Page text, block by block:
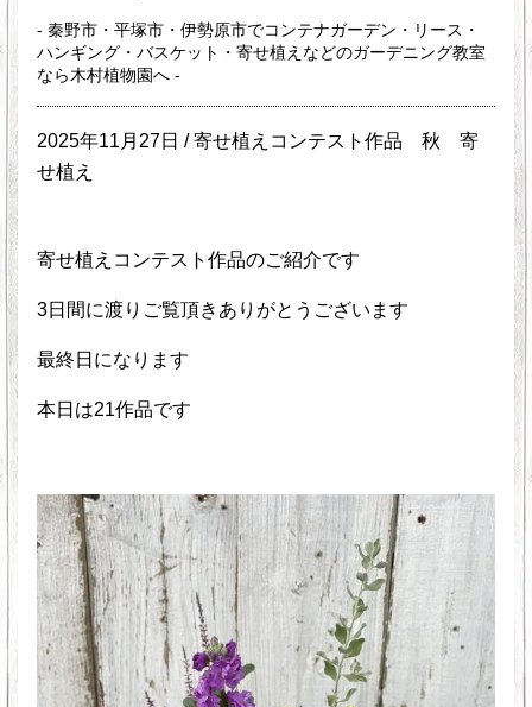
- 秦野市・平塚市・伊勢原市でコンテナガーデン・リース・
ハンギング・バスケット・寄せ植えなどのガーデニング教室
なら木村植物園へ -
2025年11月27日 /寄せ植えコンテスト作品 秋
寄
せ植え
寄せ植えコンテスト作品のご紹介です
3日間に渡りご覧頂きありがとうございます
最終日になります
本日は21作品です